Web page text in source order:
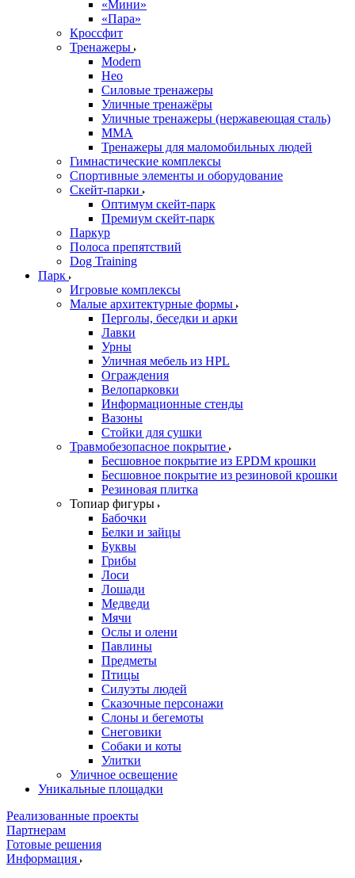
«Мини»
«Пара»
Кроссфит
Тренажеры
Modern
Нео
Силовые тренажеры
Уличные тренажёры
Уличные тренажеры (нержавеющая сталь)
ММА
Тренажеры для маломобильных людей
Гимнастические комплексы
Спортивные элементы и оборудование
Скейт-парки
Оптимум скейт-парк
Премиум скейт-парк
Паркур
Полоса препятствий
Dog Training
Парк
Игровые комплексы
Малые архитектурные формы
Перголы, беседки и арки
Лавки
Урны
Уличная мебель из HPL
Ограждения
Велопарковки
Информационные стенды
Вазоны
Стойки для сушки
Травмобезопасное покрытие
Бесшовное покрытие из EPDM крошки
Бесшовное покрытие из резиновой крошки
Резиновая плитка
Топиар фигуры
Бабочки
Белки и зайцы
Буквы
Грибы
Лоси
Лошади
Медведи
Мячи
Ослы и олени
Павлины
Предметы
Птицы
Силуэты людей
Сказочные персонажи
Слоны и бегемоты
Снеговики
Собаки и коты
Улитки
Уличное освещение
Уникальные площадки
Реализованные проекты
Партнерам
Готовые решения
Информация